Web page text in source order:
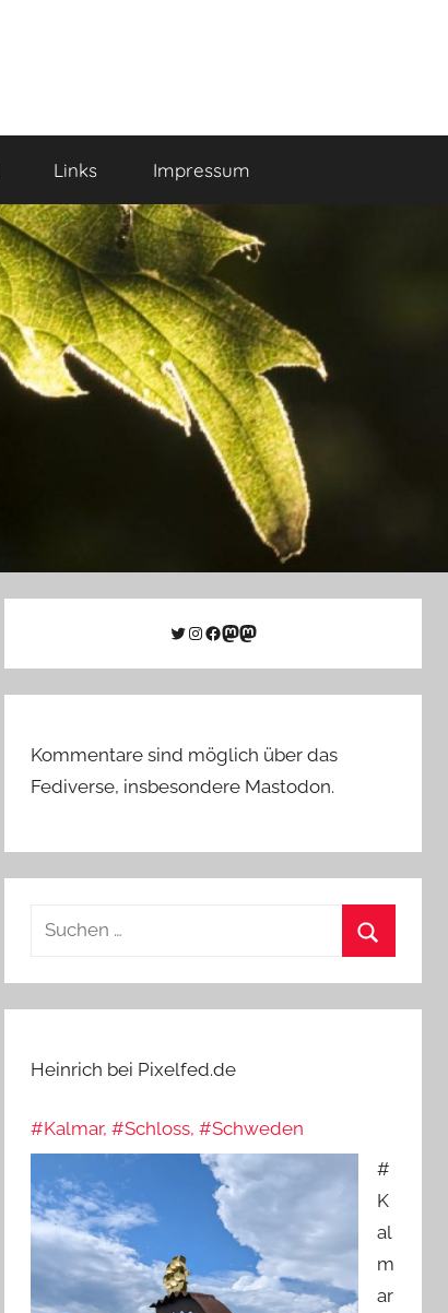
Links Impressum
Twitter
Instagram
Facebook
Link zu Mastodon
Mastodon
Kommentare sind möglich über das
Fediverse, insbesondere Mastodon.
Suchen
Heinrich bei Pixelfed.de
#Kalmar, #Schloss, #Schweden
#
K
al
m
ar